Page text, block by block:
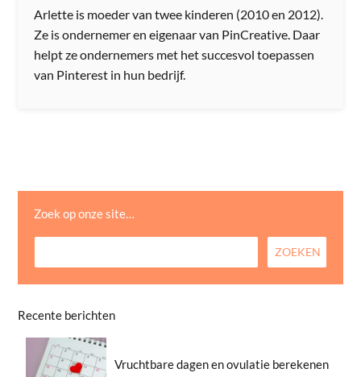
Arlette is moeder van twee kinderen (2010 en 2012).
Ze is ondernemer en eigenaar van PinCreative. Daar
helpt ze ondernemers met het succesvol toepassen
van Pinterest in hun bedrijf.
Zoek op onze site…
Recente berichten
Vruchtbare dagen en ovulatie berekenen